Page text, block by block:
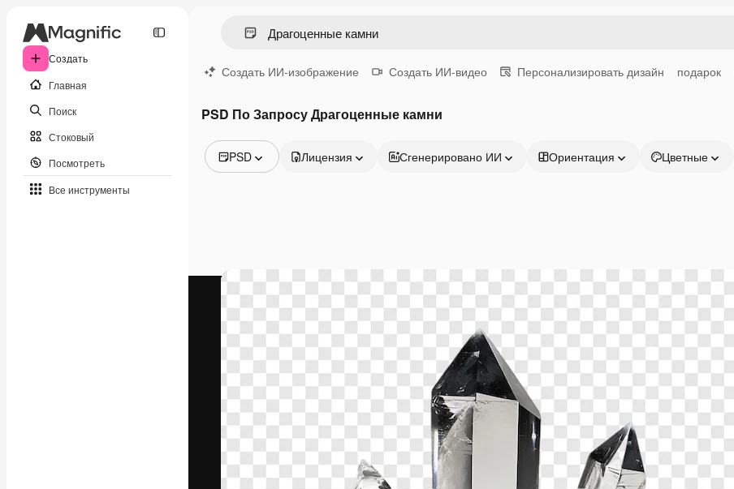
Создать
Главная
Поиск
Стоковый
Посмотреть
Все инструменты
Создать ИИ-изображение Создать ИИ-видео Персонализировать дизайн подарок
PSD По Запросу Драгоценные камни
PSD
Видео
Иконки
3D-модели
Шрифты
Лицензия Сгенерировано ИИ Ориентация Цветные
Креативная платформа для создания
ваших лучших работ. Более 1 миллиона
подписчиков среди креаторов,
предприятий, агентств и студий.
Pусский
Продукция
Spaces
ИИ-помощник
Генератор
изображений ИИ
Генератор видео
ИИ
Начать
Документация по
Пакету ИИ
Служба
поддержки
Условия и